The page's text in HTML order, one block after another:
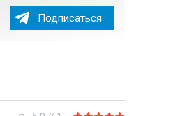
Подписаться